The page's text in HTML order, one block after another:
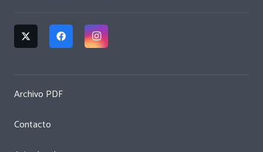
Archivo PDF
Contacto